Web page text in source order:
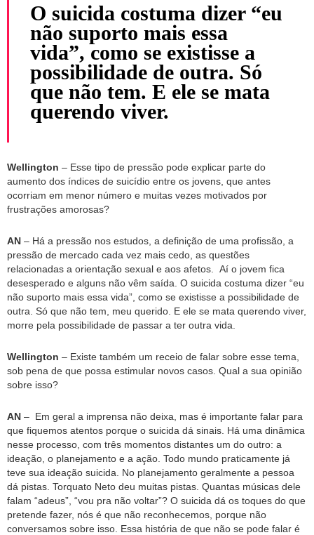
O suicida costuma dizer “eu
não suporto mais essa
vida”, como se existisse a
possibilidade de outra. Só
que não tem. E ele se mata
querendo viver.
Wellington – Esse tipo de pressão pode explicar parte do
aumento dos índices de suicídio entre os jovens, que antes
ocorriam em menor número e muitas vezes motivados por
frustrações amorosas?
AN – Há a pressão nos estudos, a definição de uma profissão, a
pressão de mercado cada vez mais cedo, as questões
relacionadas a orientação sexual e aos afetos. Aí o jovem fica
desesperado e alguns não vêm saída. O suicida costuma dizer “eu
não suporto mais essa vida”, como se existisse a possibilidade de
outra. Só que não tem, meu querido. E ele se mata querendo viver,
morre pela possibilidade de passar a ter outra vida.
Wellington – Existe também um receio de falar sobre esse tema,
sob pena de que possa estimular novos casos. Qual a sua opinião
sobre isso?
AN – Em geral a imprensa não deixa, mas é importante falar para
que fiquemos atentos porque o suicida dá sinais. Há uma dinâmica
nesse processo, com três momentos distantes um do outro: a
ideação, o planejamento e a ação. Todo mundo praticamente já
teve sua ideação suicida. No planejamento geralmente a pessoa
dá pistas. Torquato Neto deu muitas pistas. Quantas músicas dele
falam “adeus”, “vou pra não voltar”? O suicida dá os toques do que
pretende fazer, nós é que não reconhecemos, porque não
conversamos sobre isso. Essa história de que não se pode falar é